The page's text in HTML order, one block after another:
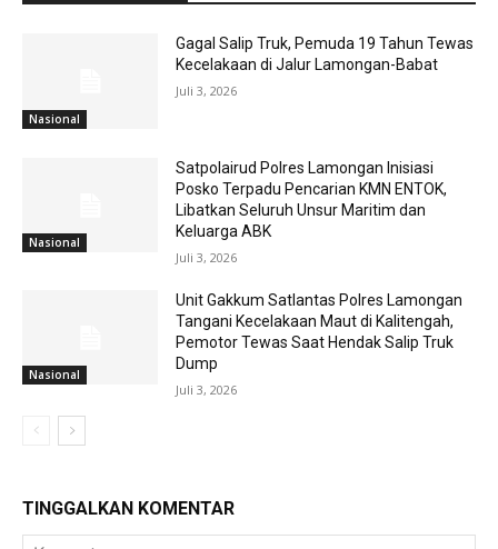
Nasional
Gagal Salip Truk, Pemuda 19 Tahun Tewas
Kecelakaan di Jalur Lamongan-Babat
Juli 3, 2026
Nasional
Satpolairud Polres Lamongan Inisiasi
Posko Terpadu Pencarian KMN ENTOK,
Libatkan Seluruh Unsur Maritim dan
Keluarga ABK
Juli 3, 2026
Nasional
Unit Gakkum Satlantas Polres Lamongan
Tangani Kecelakaan Maut di Kalitengah,
Pemotor Tewas Saat Hendak Salip Truk
Dump
Juli 3, 2026
TINGGALKAN KOMENTAR